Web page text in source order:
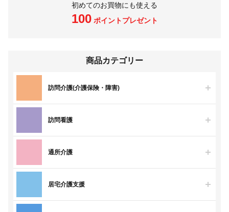
初めてのお買物にも使える
100ポイントプレゼント
商品カテゴリー
訪問介護(介護保険・障害)
訪問看護
通所介護
居宅介護支援